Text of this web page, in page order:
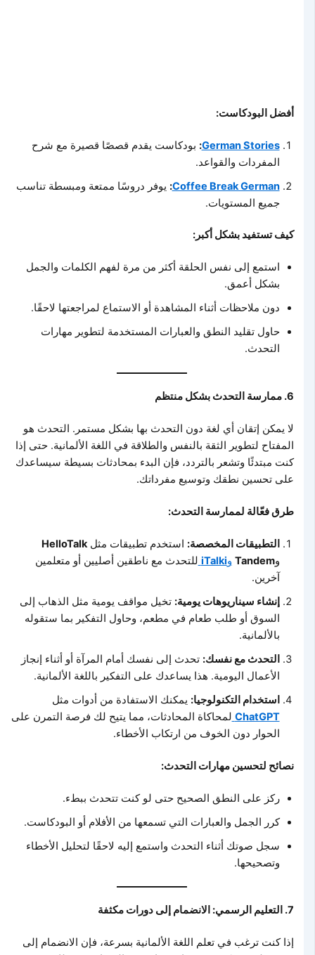
أفضل البودكاست:
German Stories
:بودكاست يقدم قصصًا قصيرة مع شرح
المفردات والقواعد.
Coffee Break German
:يوفر دروسًا ممتعة ومبسطة تناسب
جميع المستويات.
كيف تستفيد بشكل أكبر:
استمع إلى نفس الحلقة أكثر من مرة لفهم الكلمات والجمل
بشكل أعمق.
دون ملاحظات أثناء المشاهدة أو الاستماع لمراجعتها لاحقًا.
حاول تقليد النطق والعبارات المستخدمة لتطوير مهارات
التحدث.
6. ممارسة التحدث بشكل منتظم
لا يمكن إتقان أي لغة دون التحدث بها بشكل مستمر. التحدث هو
المفتاح لتطوير الثقة بالنفس والطلاقة في اللغة الألمانية. حتى إذا
كنت مبتدئًا وتشعر بالتردد، فإن البدء بمحادثات بسيطة سيساعدك
على تحسين نطقك وتوسيع مفرداتك.
طرق فعّالة لممارسة التحدث:
التطبيقات المخصصة:استخدم تطبيقات مثلHelloTalk
Tandem و iTalki للتحدث مع ناطقين أصليين أو متعلمين
آخرين.
إنشاء سيناريوهات يومية:تخيل مواقف يومية مثل الذهاب إلى
السوق أو طلب طعام في مطعم، وحاول التفكير بما ستقوله
بالألمانية.
التحدث مع نفسك:تحدث إلى نفسك أمام المرآة أو أثناء إنجاز
الأعمال اليومية. هذا يساعدك على التفكير باللغة الألمانية.
استخدام التكنولوجيا:يمكنك الاستفادة من أدوات مثل
ChatGPT لمحاكاة المحادثات، مما يتيح لك فرصة التمرن على
الحوار دون الخوف من ارتكاب الأخطاء.
نصائح لتحسين مهارات التحدث:
ركز على النطق الصحيح حتى لو كنت تتحدث ببطء.
كرر الجمل والعبارات التي تسمعها من الأفلام أو البودكاست.
سجل صوتك أثناء التحدث واستمع إليه لاحقًا لتحليل الأخطاء
وتصحيحها.
7. التعليم الرسمي: الانضمام إلى دورات مكثفة
إذا كنت ترغب في تعلم اللغة الألمانية بسرعة، فإن الانضمام إلى